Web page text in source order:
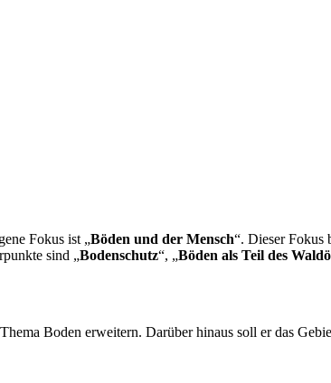
Fokus ist „Böden und der Mensch“. Dieser Fokus
sind „Bodenschutz“, „Böden als Teil des
Boden erweitern. Darüber hinaus soll er das